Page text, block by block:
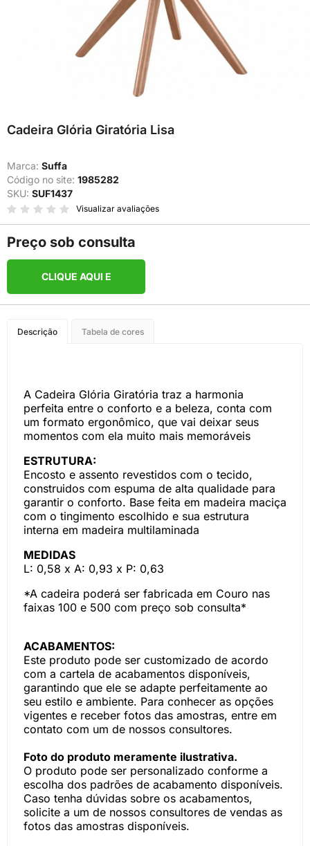
Cadeira Glória Giratória Lisa
Marca: Suffa
Código no site: 1985282
SKU: SUF1437
Visualizar avaliações
Preço sob consulta
CLIQUE AQUI E
Descrição Tabela de cores
A Cadeira Glória Giratória traz a harmonia
perfeita entre o conforto e a beleza, conta com
um formato ergonômico, que vai deixar seus
momentos com ela muito mais memoráveis
ESTRUTURA:
Encosto e assento revestidos com o tecido,
construidos com espuma de alta qualidade para
garantir o conforto. Base feita em madeira maciça
com o tingimento escolhido e sua estrutura
interna em madeira multilaminada
MEDIDAS
L: 0,58 x A: 0,93 x P: 0,63
*A cadeira poderá ser fabricada em Couro nas
faixas 100 e 500 com preço sob consulta*
ACABAMENTOS:
Este produto pode ser customizado de acordo
com a cartela de acabamentos disponíveis,
garantindo que ele se adapte perfeitamente ao
seu estilo e ambiente. Para conhecer as opções
vigentes e receber fotos das amostras, entre em
contato com um de nossos consultores.
Foto do produto meramente ilustrativa.
O produto pode ser personalizado conforme a
escolha dos padrões de acabamento disponíveis.
Caso tenha dúvidas sobre os acabamentos,
solicite a um de nossos consultores de vendas as
fotos das amostras disponíveis.